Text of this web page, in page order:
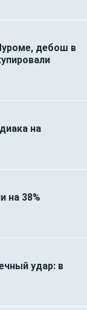
дебош в
на
на 38%
удар: в